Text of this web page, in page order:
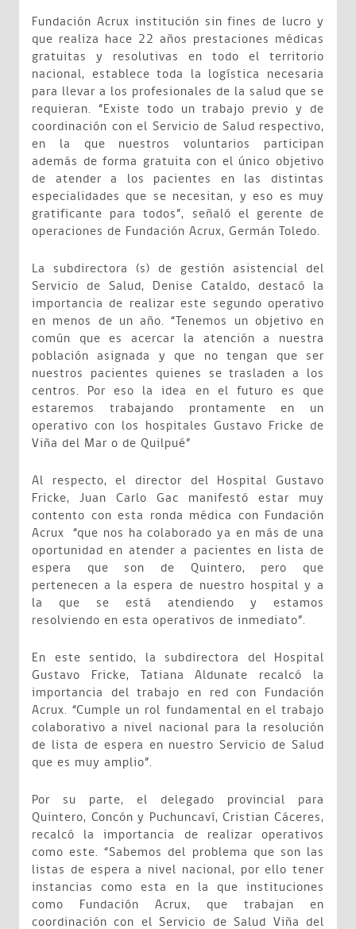
Fundación Acrux institución sin fines de lucro y
que realiza hace 22 años prestaciones médicas
gratuitas y resolutivas en todo el territorio
nacional, establece toda la logística necesaria
para llevar a los profesionales de la salud que se
requieran. “Existe todo un trabajo previo y de
coordinación con el Servicio de Salud respectivo,
en la que nuestros voluntarios participan
además de forma gratuita con el único objetivo
de atender a los pacientes en las distintas
especialidades que se necesitan, y eso es muy
gratificante para todos”, señaló el gerente de
operaciones de Fundación Acrux, Germán Toledo.
La subdirectora (s) de gestión asistencial del
Servicio de Salud, Denise Cataldo, destacó la
importancia de realizar este segundo operativo
en menos de un año. “Tenemos un objetivo en
común que es acercar la atención a nuestra
población asignada y que no tengan que ser
nuestros pacientes quienes se trasladen a los
centros. Por eso la idea en el futuro es que
estaremos trabajando prontamente en un
operativo con los hospitales Gustavo Fricke de
Viña del Mar o de Quilpué”
Al respecto, el director del Hospital Gustavo
Fricke, Juan Carlo Gac manifestó estar muy
contento con esta ronda médica con Fundación
Acrux “que nos ha colaborado ya en más de una
oportunidad en atender a pacientes en lista de
espera que son de Quintero, pero que
pertenecen a la espera de nuestro hospital y a
la que se está atendiendo y estamos
resolviendo en esta operativos de inmediato”.
En este sentido, la subdirectora del Hospital
Gustavo Fricke, Tatiana Aldunate recalcó la
importancia del trabajo en red con Fundación
Acrux. “Cumple un rol fundamental en el trabajo
colaborativo a nivel nacional para la resolución
de lista de espera en nuestro Servicio de Salud
que es muy amplio”.
Por su parte, el delegado provincial para
Quintero, Concón y Puchuncaví, Cristian Cáceres,
recalcó la importancia de realizar operativos
como este. “Sabemos del problema que son las
listas de espera a nivel nacional, por ello tener
instancias como esta en la que instituciones
como Fundación Acrux, que trabajan en
coordinación con el Servicio de Salud Viña del